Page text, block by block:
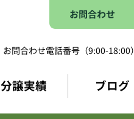
分譲実績 ブログ
お問合わせ
お問合わせ電話番号（9:00-18:00）